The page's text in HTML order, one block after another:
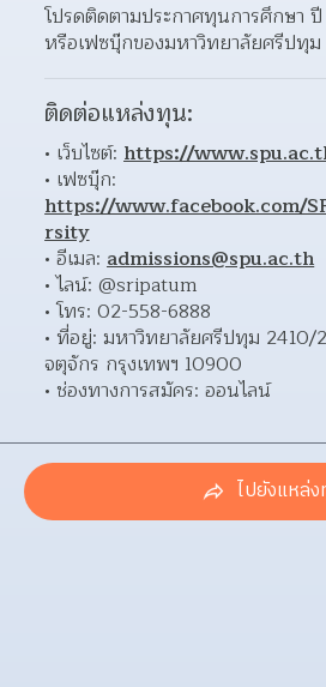
โปรดติดตามประกาศทุนการศึกษา
หรือเฟซบุ๊กของมหาวิทยาลัยศรีปทุม
ติดต่อแหล่งทุน:
เว็บไซต์: https://
https://www.facebook.com/
rsity
อีเมล: admissions@spu.ac.th
ไลน์: @sripatum
โทร: 02-558-6888
ที่อยู่: มหาวิทยาลัยศรีปทุม 2410/
จตุจักร กรุงเทพฯ 10900
ช่องทางการสมัคร: ออนไลน์
ไปยังแหล่